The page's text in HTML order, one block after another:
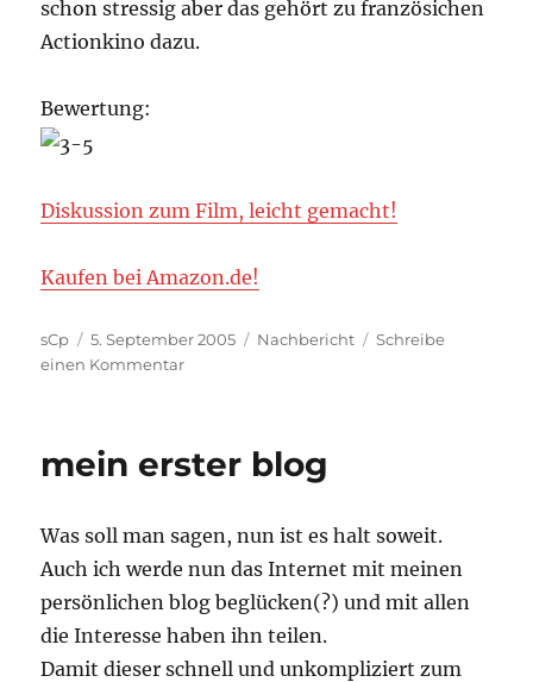
schon stressig aber das gehört zu französichen
Actionkino dazu.
Bewertung:
Diskussion zum Film, leicht gemacht!
Kaufen bei Amazon.de!
Autor
sCp
Veröffentlicht
am
5. September 2005 Kategorien
Nachbericht
Schreibe
einen Kommentarzu
mein erster blog
Was soll man sagen, nun ist es halt soweit.
Auch ich werde nun das Internet mit meinen
persönlichen blog beglücken(?) und mit allen
die Interesse haben ihn teilen.
Damit dieser schnell und unkompliziert zum